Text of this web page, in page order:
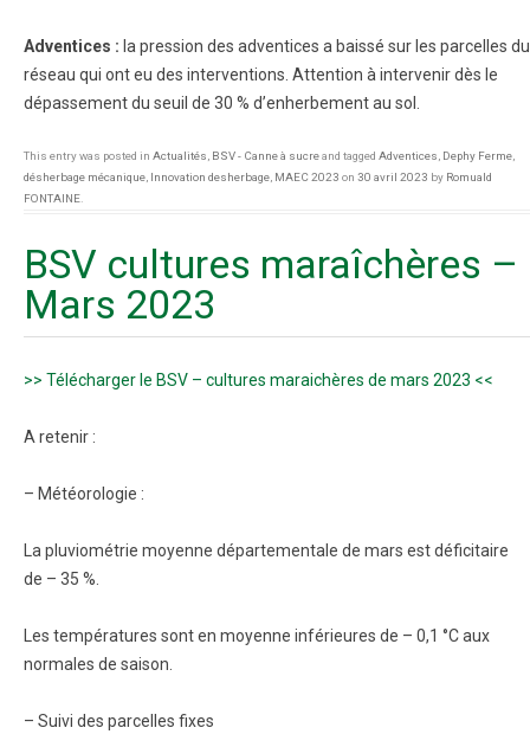
Adventices : la pression des adventices a baissé sur les parcelles du
réseau qui ont eu des interventions. Attention à intervenir dès le
dépassement du seuil de 30 % d’enherbement au sol.
This entry was posted in Actualités BSV - Canne à sucreand tagged Adventices Dephy Ferme
désherbage mécanique Innovation desherbage MAEC 2023 on 30 avril 2023 by Romuald
FONTAINE
BSV cultures maraîchères –
Mars 2023
>> Télécharger le BSV – cultures maraichères de mars 2023 <<
A retenir :
– Météorologie :
La pluviométrie moyenne départementale de mars est déficitaire
de – 35 %.
Les températures sont en moyenne inférieures de – 0,1 °C aux
normales de saison.
– Suivi des parcelles fixes